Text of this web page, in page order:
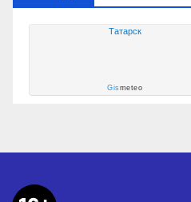
Татарск
Gismeteo